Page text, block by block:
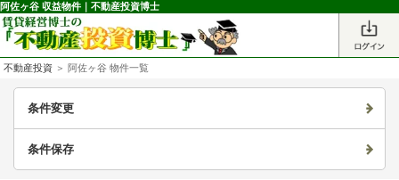
阿佐ヶ谷 収益物件｜不動産投資博士
不動産投資 ＞ 阿佐ヶ谷 物件一覧
条件変更
条件保存